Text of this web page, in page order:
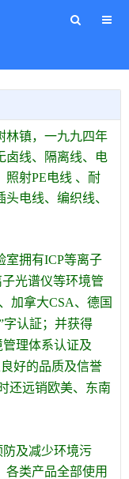
镇，一九九四年
卤线、隔离线、电
照射PE电线 、耐
电线、编织线、
拥有ICP等离子
光谱仪等环境管
加拿大CSA、德国
字认証；并获得
管理体系认证及
好的品质及信誉
还远销欧美、东南
及减少环境污
各类产品全部使用